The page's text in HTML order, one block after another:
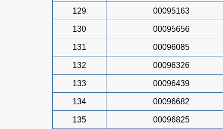
129 00095163
130 00095656
131 00096085
132 00096326
133 00096439
134 00096682
135 00096825